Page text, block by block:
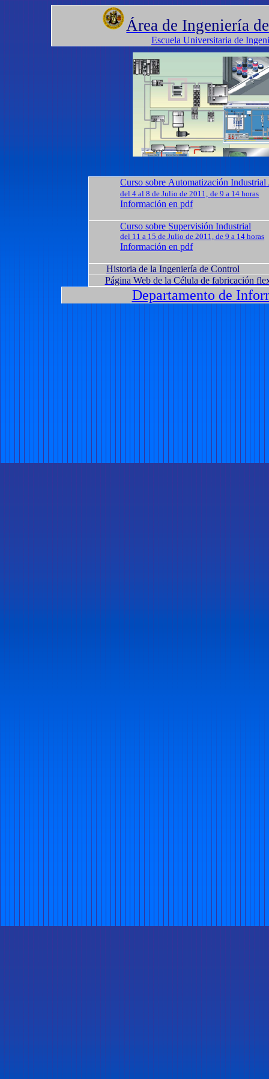
Área de Ingeniería
Escuela Universitaria de
Curso sobre Automatización Industrial
del 4 al 8 de Julio de 2011, de 9 a 14 horas
Información enpdf
Curso sobre Supervisión Industrial
del 11 a 15 de Julio de 2011, de9 a 14 horas
Información enpdf
Historia de la Ingeniería de Control
Página Web de la Célula de fabricación
Departamento de